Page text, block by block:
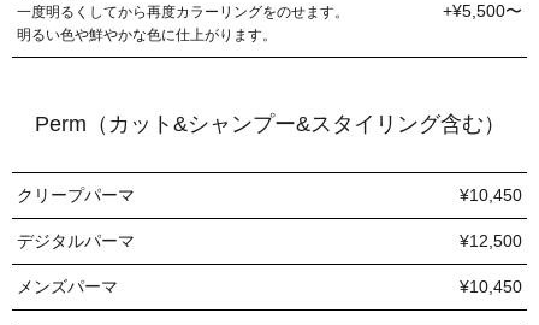
一度明るくしてから再度カラーリングをのせます。
明るい色や鮮やかな色に仕上がります。
+¥5,500〜
Perm（カット&シャンプー&スタイリング含む）
クリープパーマ ¥10,450
デジタルパーマ ¥12,500
メンズパーマ ¥10,450